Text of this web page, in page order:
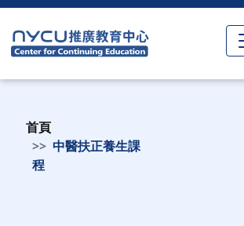
首頁
中醫扶正養生課
程